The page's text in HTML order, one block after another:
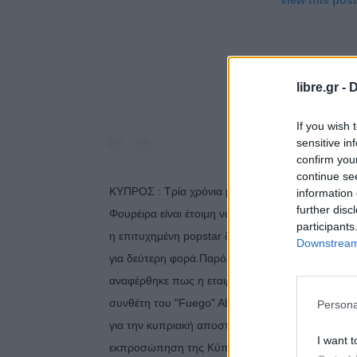
libre.gr -
If you wish
sensitive
confirm
continue
information
further
I want
ΚΥΠΡΟΣ : Τρία χρόνια μετά τη θριαμβευτική
Φουρέιρα είναι έτοιμη να συμμετάσχει ξανά
η επιτυχημένη popstar δέχθηκε εκ νέου
για δεύτερη φορά.Παρόλο που η Ελένη
αναφέρθηκε πως η εταιρία της (Panik Records)
συνθέτη του "Fuego" Alex Papaconstantinou
για την κυπριακή αποστολή.Αξίζει να σημειωθεί
εκπροσώπηση της Κύπρου έιχαν πέσει (όπως